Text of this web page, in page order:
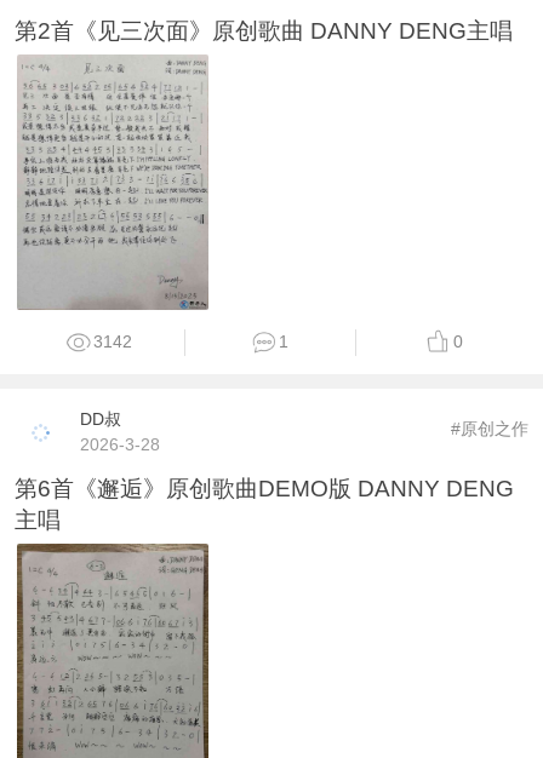
第2首《见三次面》原创歌曲 DANNY DENG主唱
3142 1 0
DD叔
2026-3-28
#原创之作
第6首《邂逅》原创歌曲DEMO版 DANNY DENG
主唱